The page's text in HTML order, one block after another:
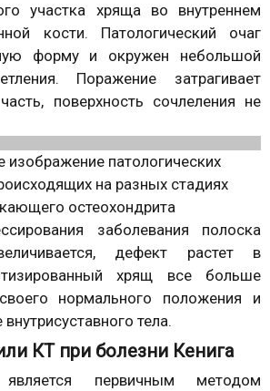
участка хряща во внутреннем
кости. Патологический очаг
форму и окружен небольшой
Поражение затрагивает
поверхность сочлеления не
изображение патологических
на разных стадиях
остеохондрита
заболевания полоска
дефект растет в
хрящ все больше
нормального положения и
тела.
КТ при болезни Кенига
является первичным методом